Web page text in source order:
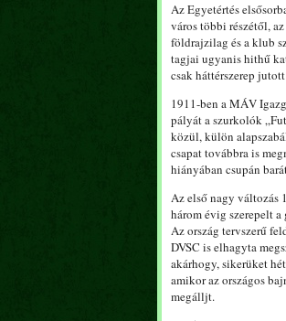
Az Egyetértés
város többi részétől,
földrajzilag és a klub
tagjai ugyanis hithű
csak háttérszerep
1911-ben a MÁV
pályát a szurkolók
közül, külön
csapat továbbra is
hiányában csupán
Az első nagy
három évig szerepelt
Az ország tervszerű
DVSC is elhagyta
akárhogy, sikerüket
amikor az országos
megálljt.